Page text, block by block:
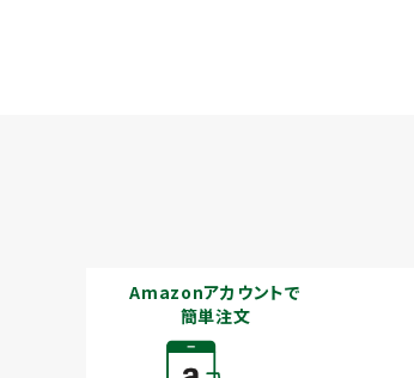
Amazonアカウントで
簡単注文